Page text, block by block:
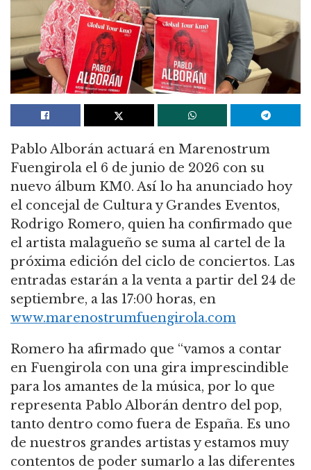
Pablo Alborán actuará en Marenostrum
Fuengirola el 6 de junio de 2026 con su
nuevo álbum KM0. Así lo ha anunciado hoy
el concejal de Cultura y Grandes Eventos,
Rodrigo Romero, quien ha confirmado que
el artista malagueño se suma al cartel de la
próxima edición del ciclo de conciertos. Las
entradas estarán a la venta a partir del 24 de
septiembre, a las 17:00 horas, en
www.marenostrumfuengirola.com
Romero ha afirmado que “vamos a contar
en Fuengirola con una gira imprescindible
para los amantes de la música, por lo que
representa Pablo Alborán dentro del pop,
tanto dentro como fuera de España. Es uno
de nuestros grandes artistas y estamos muy
contentos de poder sumarlo a las diferentes